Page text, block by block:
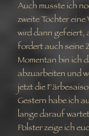
Auch musste ich
zweite Tochter
wird dann gefeiert,
fordert auch seine
Momentan bin ich
abzuarbeiten und
jetzt die
Gestern habe ich
lange darauf
Polster zeige ich